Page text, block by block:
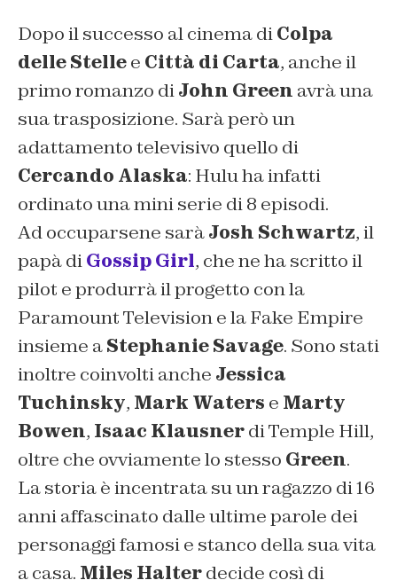
Dopo il successo al cinema diColpa
delle Stellee Città di Carta, anche il
primo romanzo diJohn Green avrà una
sua trasposizione. Sarà però un
adattamento televisivo quello di
Cercando Alaska: Hulu ha infatti
ordinato una mini serie di 8 episodi.
Ad occuparsene saràJosh Schwartz, il
papàdiGossip Girl, che ne ha scritto il
pilot e produrrà il progetto con la
Paramount Television e la Fake Empire
insieme aStephanie Savage. Sono stati
inoltre coinvolti anche Jessica
Tuchinsky, Mark Waters e Marty
Bowen, Isaac Klausnerdi Temple Hill,
oltre che ovviamente lo stesso Green.
La storia è incentrata su un ragazzo di 16
anni affascinato dalle ultime parole dei
personaggi famosi e stanco della sua vita
a casa. Miles Halterdecide così di